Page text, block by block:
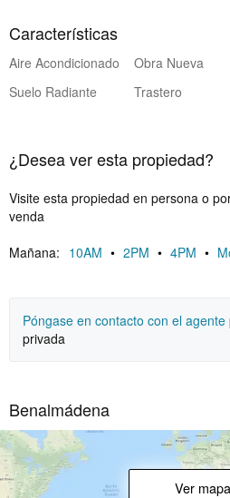
Características
Aire Acondicionado Obra Nueva
Suelo Radiante
Trastero
¿Desea ver esta propiedad?
Visite esta propiedad en persona o
venda
Mañana: 10AM • 2PM • 4PM •
Póngase en contacto con el agente
privada
Benalmádena
Ver mapa